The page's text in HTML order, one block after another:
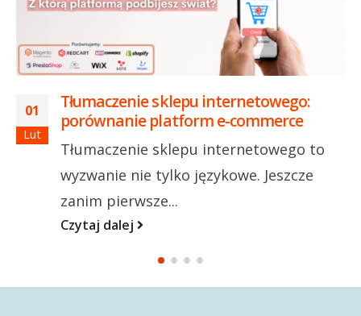
01
Lut
Tłumaczenie sklepu internetowego:
porównanie platform e-commerce
Tłumaczenie sklepu internetowego to
wyzwanie nie tylko językowe. Jeszcze
zanim pierwsze...
Czytaj dalej